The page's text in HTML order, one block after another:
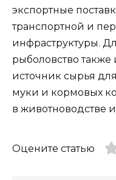
экспортные
транспортной и
инфраструктуры.
рыболовство также
источник сырья
муки и кормовых
в животноводстве и
Оцените статью